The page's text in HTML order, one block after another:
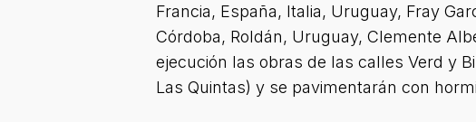
Francia, España, Italia, Uruguay, Fray
Córdoba, Roldán, Uruguay, Clemente
ejecución las obras de las calles Verd y
Las Quintas) y se pavimentarán con